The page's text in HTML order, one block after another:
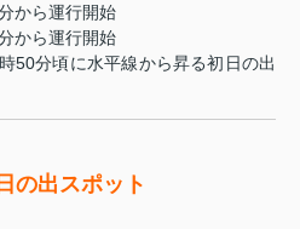
から運行開始
から運行開始
50分頃に水平線から昇る初日の出
の出スポット